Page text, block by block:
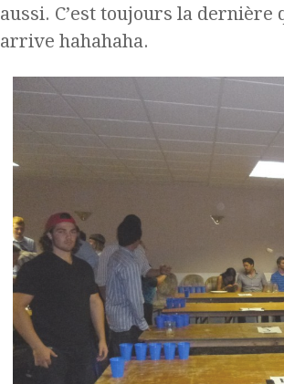
aussi. C’est toujours la
arrive hahahaha.